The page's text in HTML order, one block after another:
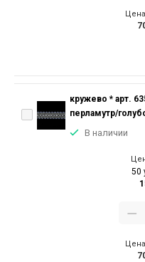
кружево * арт.
перламутр/
В наличии
50